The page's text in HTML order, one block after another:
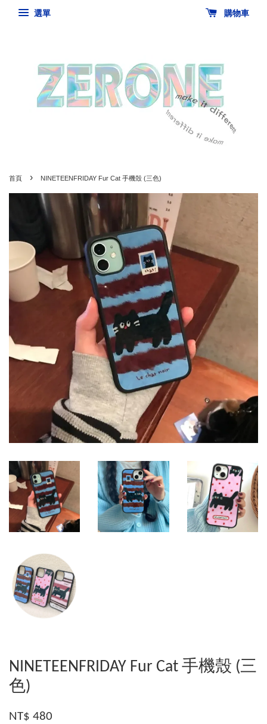
選單 購物車
首頁 › NINETEENFRIDAY Fur Cat 手機殼 (三色)
NINETEENFRIDAY Fur Cat 手機殼 (三
色)
NT$ 480